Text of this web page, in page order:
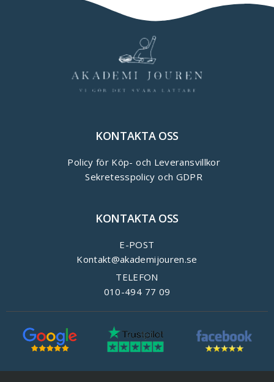
KONTAKTA OSS
Policy för Köp- och Leveransvillkor
Sekretesspolicy och GDPR
KONTAKTA OSS
E-POST
Kontakt@akademijouren.se
TELEFON
010-494 77 09